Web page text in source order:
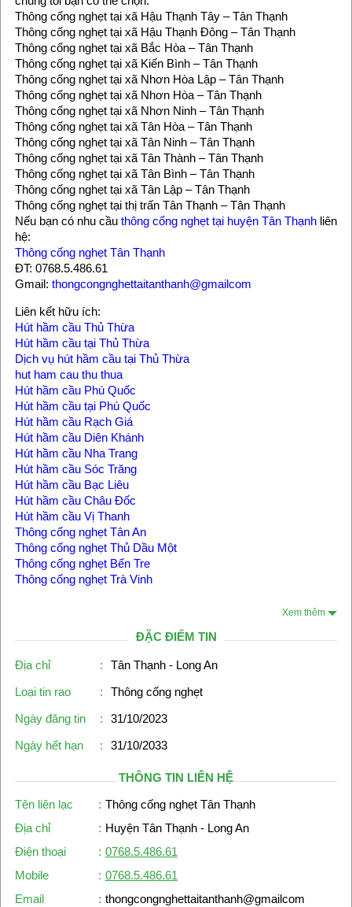
Thông cống nghẹt tại xã Hậu Thạnh Tây – Tân Thạnh
Thông cống nghẹt tại xã Hậu Thạnh Đông – Tân Thạnh
Thông cống nghẹt tại xã Bắc Hòa – Tân Thạnh
Thông cống nghẹt tại xã Kiến Bình – Tân Thạnh
Thông cống nghẹt tại xã Nhơn Hòa Lập – Tân Thạnh
Thông cống nghẹt tại xã Nhơn Hòa – Tân Thạnh
Thông cống nghẹt tại xã Nhơn Ninh – Tân Thạnh
Thông cống nghẹt tại xã Tân Hòa – Tân Thạnh
Thông cống nghẹt tại xã Tân Ninh – Tân Thạnh
Thông cống nghẹt tại xã Tân Thành – Tân Thạnh
Thông cống nghẹt tại xã Tân Bình – Tân Thạnh
Thông cống nghẹt tại xã Tân Lập – Tân Thạnh
Thông cống nghẹt tại thị trấn Tân Thạnh – Tân Thạnh
Nếu bạn có nhu cầu thông cống nghẹt tại huyện Tân Thạnh liên
hệ:
Thông cống nghẹt Tân Thạnh
ĐT: 0768.5.486.61
Gmail: thongcongnghettaitanthanh@gmailcom
Liên kết hữu ích:
Hút hầm cầu Thủ Thừa
Hút hầm cầu tại Thủ Thừa
Dịch vụ hút hầm cầu tại Thủ Thừa
hut ham cau thu thua
Hút hầm cầu Phú Quốc
Hút hầm cầu tại Phú Quốc
Hút hầm cầu Rạch Giá
Hút hầm cầu Diên Khánh
Hút hầm cầu Nha Trang
Hút hầm cầu Sóc Trăng
Hút hầm cầu Bạc Liêu
Hút hầm cầu Châu Đốc
Hút hầm cầu Vị Thanh
Thông cống nghẹt Tân An
Thông cống nghẹt Thủ Dầu Một
Thông cống nghẹt Bến Tre
Thông cống nghẹt Trà Vinh
Xem thêm
ĐẶC ĐIỂM TIN
Địa chỉ :
Tân Thạnh - Long An
Loại tin rao
:
Thông cống nghẹt
Ngày đăng tin
:
31/10/2023
Ngày hết hạn
: 31/10/2033
THÔNG TIN LIÊN HỆ
Tên liên lạc
: Thông cống nghẹt Tân Thạnh
Địa chỉ
: Huyện Tân Thạnh - Long An
Điện thoại
: 0768.5.486.61
Mobile
: 0768.5.486.61
Email
: thongcongnghettaitanthanh@gmailcom